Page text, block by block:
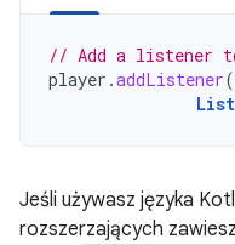
// Add a listener
player .addListener(
Jeśli używasz języka
rozszerzających